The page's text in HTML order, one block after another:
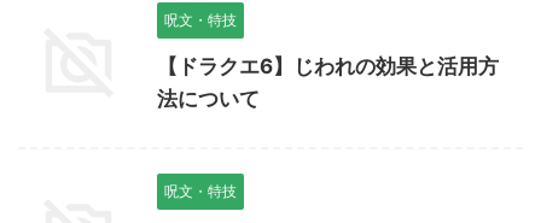
呪文・特技
【ドラクエ6】じわれの効果と活用方
法について
呪文・特技